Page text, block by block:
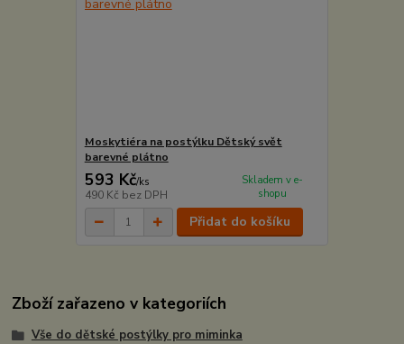
Moskytiéra na postýlku Dětský svět
barevné plátno
593 Kč/ks
490 Kč bez DPH
Skladem v e-
shopu
Přidat do košíku
Zboží zařazeno v kategoriích
Vše do dětské postýlky pro miminka